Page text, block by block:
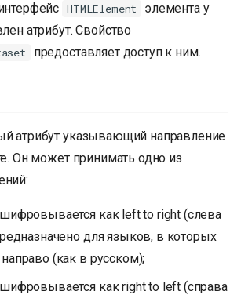
HTMLElement
элемента у
атрибут. Свойство
предоставляет доступ к ним.
атрибут указывающий направление
Он может принимать одно из
как left to right (слева
для языков, в которых
(как в русском);
как right to left (справа